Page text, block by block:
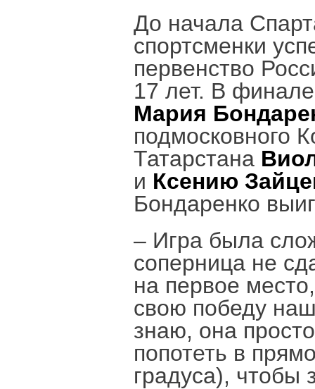
До начала
спортсменки
первенство
17 лет. В
Мария
подмосковного
Татарстана
и Ксению
Бондаренко
– Игра была
соперница не
на первое
свою победу
знаю, она
попотеть в
градуса), чтобы